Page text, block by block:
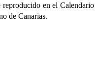
reproducido en el Calendario
de Canarias.